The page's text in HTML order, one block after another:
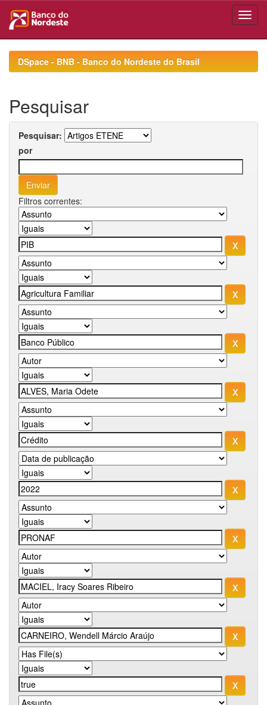
navigationDSpace - BNB - Banco do Nordeste do Brasil
Pesquisar
Pesquisar:
por
Filtros correntes: